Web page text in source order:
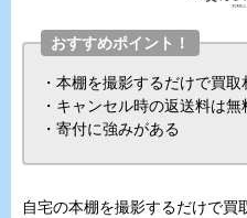
おすすめポイント！
・本棚を撮影するだけで買
・キャンセル時の返送料は無
・寄付に強みがある
自宅の本棚を撮影するだけで